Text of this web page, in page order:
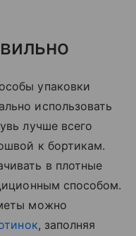
упаковки
использовать
лучше всего
к бортикам.
в плотные
способом.
можно
, заполняя